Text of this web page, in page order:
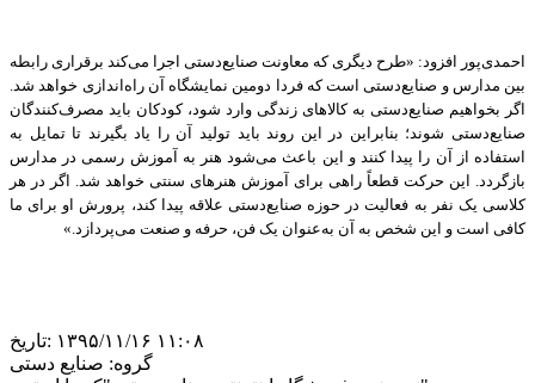
احمدی‌پور افزود: «طرح دیگری که معاونت صنایع‌دستی اجرا می‌کند برقراری رابطه
بین مدارس و صنایع‌دستی است که فردا دومین نمایشگاه آن راه‌اندازی خواهد شد.
اگر بخواهیم صنایع‌دستی به کالاهای زندگی وارد شود، کودکان باید مصرف‌کنندگان
صنایع‌دستی شوند؛ بنابراین در این روند باید تولید آن را یاد بگیرند تا تمایل به
استفاده از آن را پیدا کنند و این باعث می‌شود هنر به آموزش رسمی در مدارس
بازگردد. این حرکت قطعاً راهی برای آموزش هنرهای سنتی خواهد شد. اگر در هر
کلاسی یک نفر به فعالیت‌ در حوزه صنایع‌دستی علاقه پیدا کند، پرورش او برای ما
کافی است و این شخص به آن به‌عنوان یک فن، حرفه‌ و صنعت می‌پردازد.»
تاریخ: ‎۱۳۹۵/۱۱/۱۶ ۱۱:۰۸
گروه: صنایع دستی